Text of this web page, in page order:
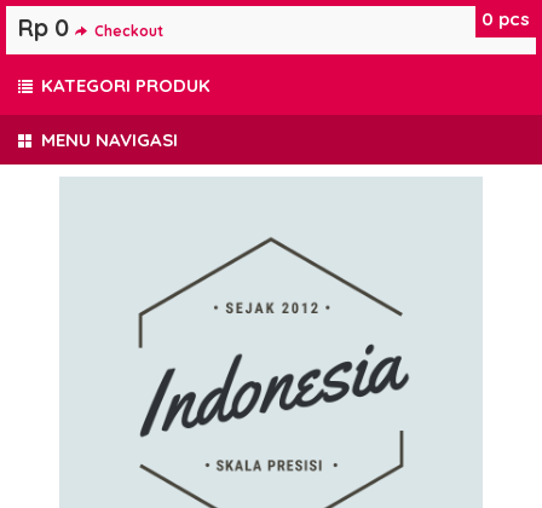
MENU NAVIGASI
0 pcs
Rp 0 Checkout
KATEGORI PRODUK